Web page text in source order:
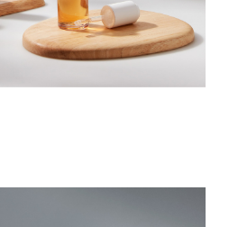
Dropper - Tous les
pour ce nouveau
fabriqués uniquement
(PP / PE) et il est